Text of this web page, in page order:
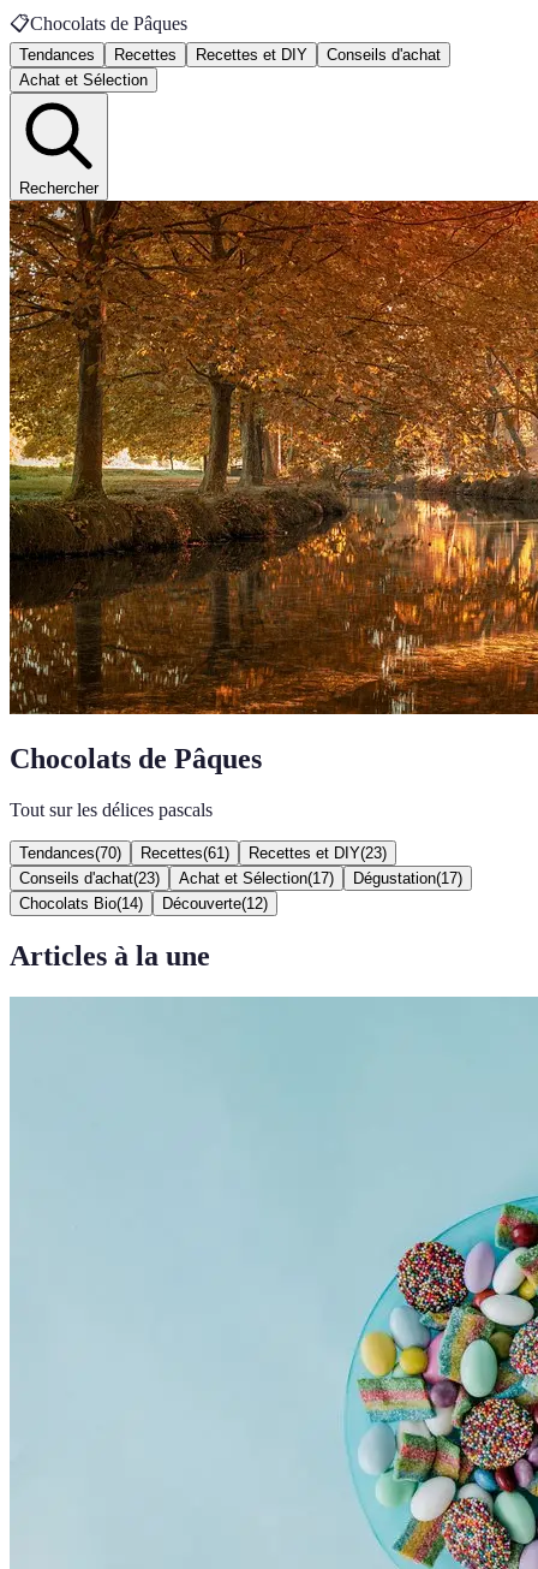
📋Chocolats de Pâques
Tendances Recettes Recettes et DIY
Conseils d'achat
Achat et Sélection
Rechercher
Chocolats de Pâques
Tout sur les délices pascals
Tendances(70) Recettes(61 ) Recettes et DIY(23)
Conseils d'achat(23) Achat et Sélection(17) Dégustation(17)
Chocolats Bio(14) Découverte(12)
Articles à la une